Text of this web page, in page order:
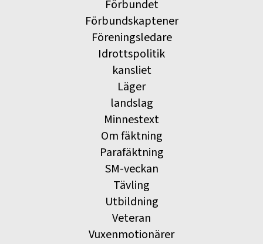
Förbundet
Förbundskaptener
Föreningsledare
Idrottspolitik
kansliet
Läger
landslag
Minnestext
Om fäktning
Parafäktning
SM-veckan
Tävling
Utbildning
Veteran
Vuxenmotionärer